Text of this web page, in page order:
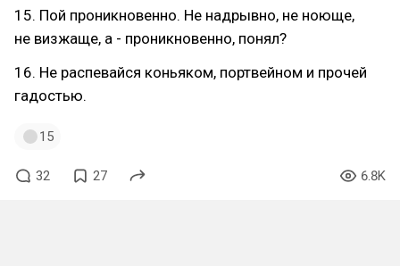
15. Пой проникновенно. Не надрывно, не ноюще,
не визжаще, а - проникновенно, понял?
16. Не распевайся коньяком, портвейном и прочей
гадостью.
15
32 27 6.8K